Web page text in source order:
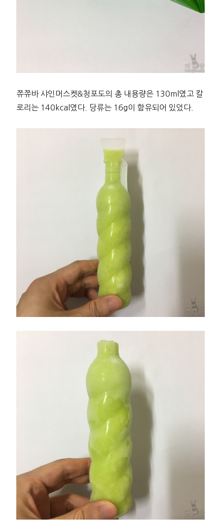
쮸쮸바 샤인머스켓&청포도의 총 내용량은 130ml였고 칼
로리는 140kcal였다. 당류는 16g이 함유되어 있었다.